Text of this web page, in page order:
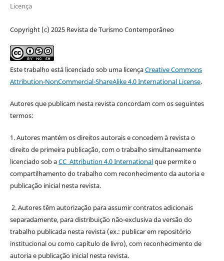
Licença
Copyright (c) 2025 Revista de Turismo Contemporâneo
Este trabalho está licenciado sob uma licençaCreative Commons
Attribution-NonCommercial-ShareAlike 4.0 International License.
Autores que publicam nesta revista concordam com os seguintes
termos:
1. Autores mantém os direitos autorais e concedem à revista o
direito de primeira publicação, com o trabalho simultaneamente
licenciado sob aCC Attribution 4.0 Internationalque permite o
compartilhamento do trabalho com reconhecimento da autoria e
publicação inicial nesta revista.
2. Autores têm autorização para assumir contratos adicionais
separadamente, para distribuição não-exclusiva da versão do
trabalho publicada nesta revista (ex.: publicar em repositório
institucional ou como capítulo de livro), com reconhecimento de
autoria e publicação inicial nesta revista.